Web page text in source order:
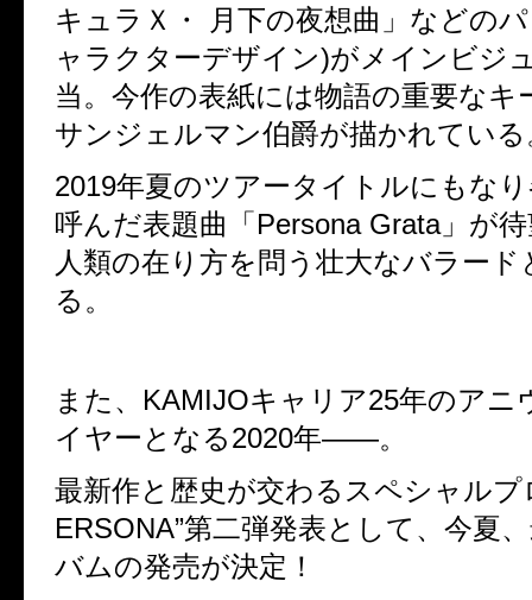
キュラＸ・ 月下の夜想曲」などの
ャラクターデザイン)がメインビジ
当。今作の表紙には物語の重要なキ
サンジェルマン伯爵が描かれている
2019年夏のツアータイトルにもな
呼んだ表題曲「Persona Grata」が
人類の在り方を問う壮大なバラー
る。
また、KAMIJOキャリア25年のアニ
イヤーとなる2020年――。
最新作と歴史が交わるスペシャルプ
ERSONA”第二弾発表として、今夏
バムの発売が決定！